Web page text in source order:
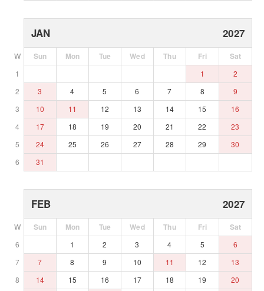
JAN 2027
W Sun Mon Tue Wed Thu Fri Sat
1 1
2
2
3 4 5 6 7 8
9
3
10 11 12 13 14 15
16
4
17 18 19 20 21 22
23
5
24 25 26 27 28 29
30
6
31
FEB 2027
W Sun Mon Tue Wed Thu Fri Sat
6 1 2 3 4 5
6
7
7 8 9 10 11 12
13
8
14 15 16 17 18 19
20